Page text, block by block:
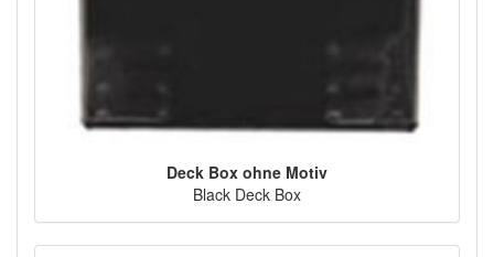
Deck Box ohne Motiv
Black Deck Box